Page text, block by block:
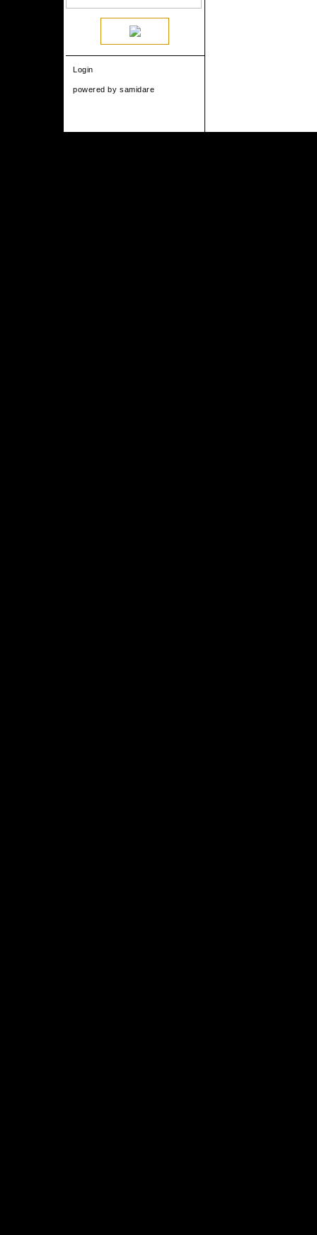
Login
powered bysamidare